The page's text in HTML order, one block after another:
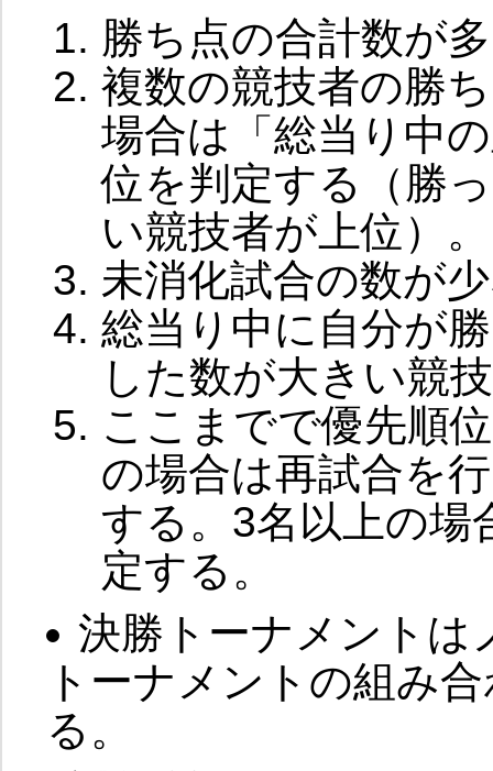
勝ち点の合計数が
複数の競技者の勝
場合は「総当り中
位を判定する（勝
い競技者が上位）。
未消化試合の数が
総当り中に自分が
した数が大きい競
ここまでで優先順
の場合は再試合を
する。3名以上の場
定する。
決勝トーナメントは
トーナメントの組み
る。